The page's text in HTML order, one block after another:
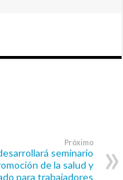
Próximo
seminario
de la salud y
para trabajadores